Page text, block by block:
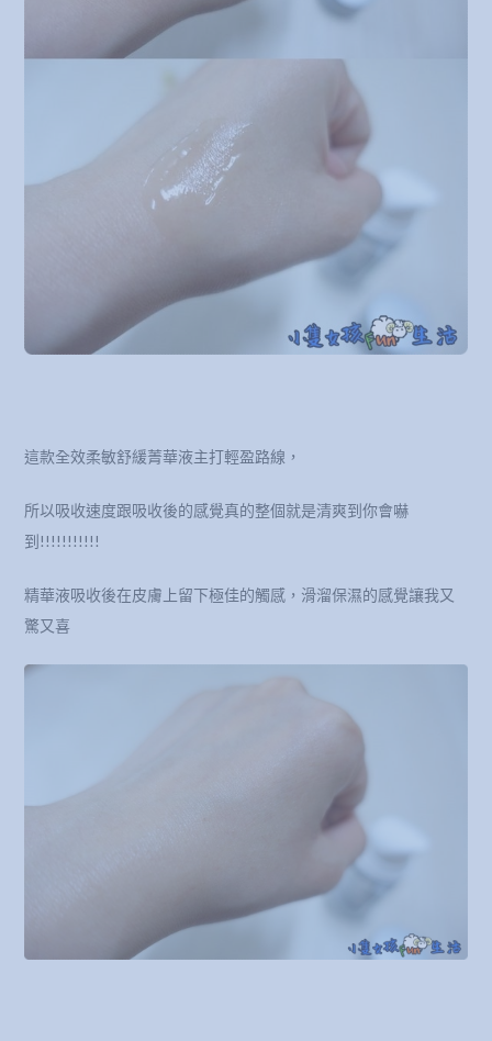
這款全效柔敏舒緩菁華液主打輕盈路線，
所以吸收速度跟吸收後的感覺真的整個就是清爽到你會嚇
到!!!!!!!!!!!
精華液吸收後在皮膚上留下極佳的觸感，滑溜保濕的感覺讓我又
驚又喜